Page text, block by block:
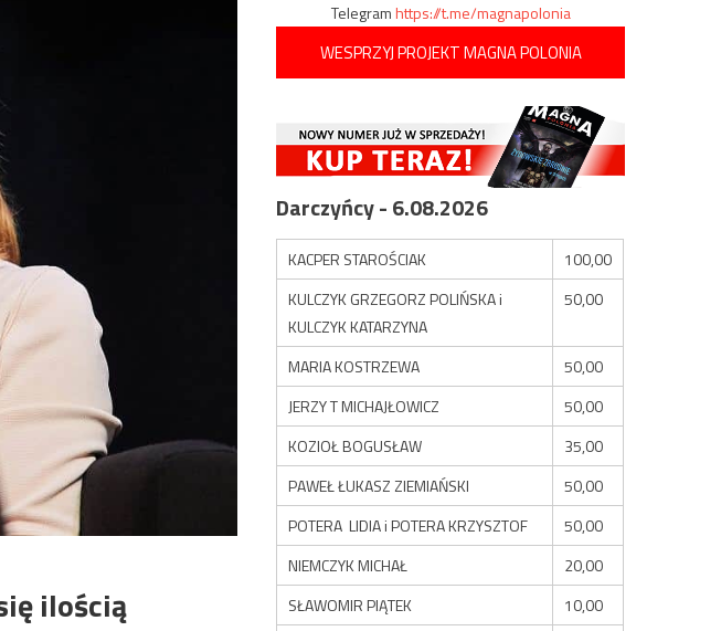
ilością
Telegramhttps://t.me/magnapolonia
WESPRZYJ PROJEKT MAGNA POLONIA
Darczyńcy - 6.08.2026
KACPER STAROŚCIAK
100,00
KULCZYK GRZEGORZ POLIŃSKA i
KULCZYK KATARZYNA
50,00
MARIA KOSTRZEWA
50,00
JERZY T MICHAJŁOWICZ
50,00
KOZIOŁ BOGUSŁAW
35,00
PAWEŁ ŁUKASZ ZIEMIAŃSKI
50,00
POTERA LIDIA i POTERA KRZYSZTOF
50,00
NIEMCZYK MICHAŁ
20,00
SŁAWOMIR PIĄTEK
10,00